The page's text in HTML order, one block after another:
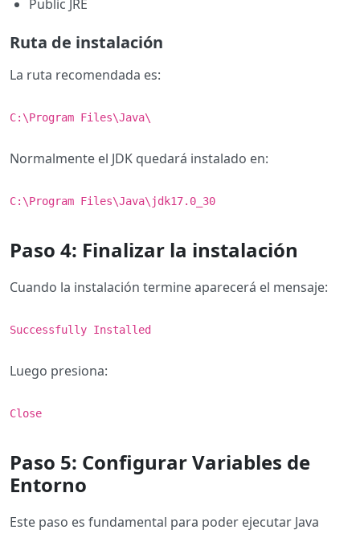
Public JRE
Ruta de instalación
La ruta recomendada es:
C:\Program Files\Java\
Normalmente el JDK quedará instalado en:
C:\Program Files\Java\jdk17.0_30
Paso 4: Finalizar la instalación
Cuando la instalación termine aparecerá el mensaje:
Successfully Installed
Luego presiona:
Close
Paso 5: Configurar Variables de
Entorno
Este paso es fundamental para poder ejecutar Java